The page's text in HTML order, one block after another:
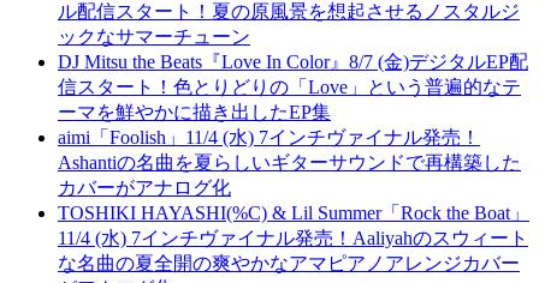
ル配信スタート！夏の原風景を想起させるノスタルジ
ックなサマーチューン
DJ Mitsu the Beats『Love In Color』8/7 (金)デジタルEP配
信スタート！色とりどりの「Love」という普遍的なテ
ーマを鮮やかに描き出したEP集
aimi「Foolish」11/4 (水) 7インチヴァイナル発売！
Ashantiの名曲を夏らしいギターサウンドで再構築した
カバーがアナログ化
TOSHIKI HAYASHI(%C) & Lil Summer「Rock the Boat」
11/4 (水) 7インチヴァイナル発売！Aaliyahのスウィート
な名曲の夏全開の爽やかなアマピアノアレンジカバー